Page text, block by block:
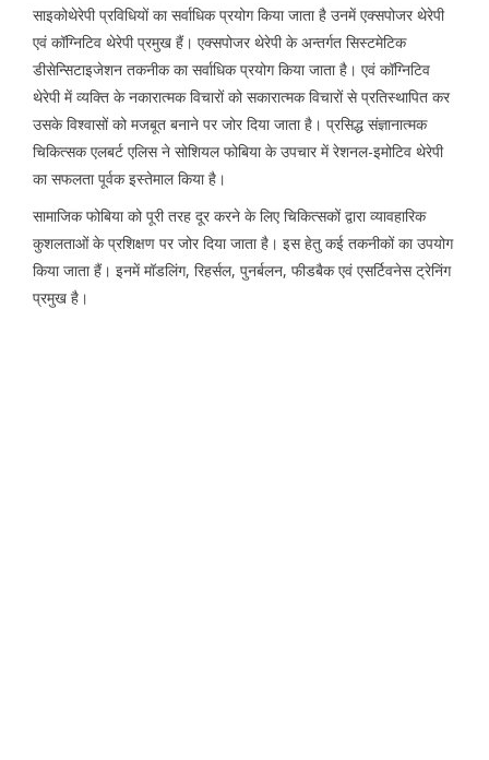
साइकोथेरेपी प्रविधियों का सर्वाधिक प्रयोग किया जाता है उनमें एक्सपोजर थेरेपी
एवं कॉग्निटिव थेरेपी प्रमुख हैं। एक्सपोजर थेरेपी के अन्तर्गत सिस्टमेटिक
डीसेन्सिटाइजेशन तकनीक का सर्वाधिक प्रयोग किया जाता है। एवं कॉग्निटिव
थेरेपी में व्यक्ति के नकारात्मक विचारों को सकारात्मक विचारों से प्रतिस्थापित कर
उसके विश्वासों को मजबूत बनाने पर जोर दिया जाता है। प्रसिद्ध संज्ञानात्मक
चिकित्सक एलबर्ट एलिस ने सोशियल फोबिया के उपचार में रेशनल-इमोटिव थेरेपी
का सफलता पूर्वक इस्तेमाल किया है।
सामाजिक फोबिया को पूरी तरह दूर करने के लिए चिकित्सकों द्वारा व्यावहारिक
कुशलताओं के प्रशिक्षण पर जोर दिया जाता है। इस हेतु कई तकनीकों का उपयोग
किया जाता हैं। इनमें मॉडलिंग, रिहर्सल, पुनर्बलन, फीडबैक एवं एसर्टिवनेस ट्रेनिंग
प्रमुख है।